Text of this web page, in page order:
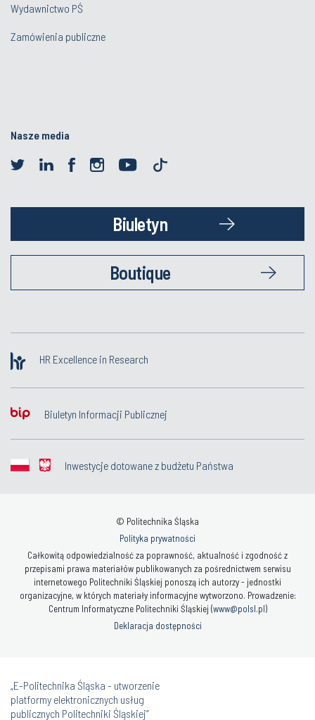
Wydawnictwo PŚ
Zamówienia publiczne
Nasze media
Biuletyn
Boutique
HR Excellence in Research
Biuletyn Informacji Publicznej
Inwestycje dotowane z budżetu Państwa
© Politechnika Śląska
Polityka prywatności
Całkowitą odpowiedzialność za poprawność, aktualność i zgodność z
przepisami prawa materiałów publikowanych za pośrednictwem serwisu
internetowego Politechniki Śląskiej ponoszą ich autorzy - jednostki
organizacyjne, w których materiały informacyjne wytworzono. Prowadzenie:
Centrum Informatyczne Politechniki Śląskiej (www@polsl.pl)
Deklaracja dostępności
„E-Politechnika Śląska - utworzenie
platformy elektronicznych usług
publicznych Politechniki Śląskiej”